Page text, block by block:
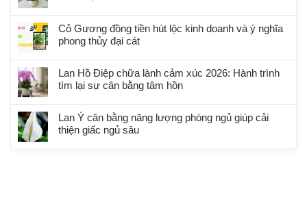
Cỏ Gương đồng tiền hút lộc kinh doanh và ý nghĩa
phong thủy đại cát
Lan Hồ Điệp chữa lành cảm xúc 2026: Hành trình
tìm lại sự cân bằng tâm hồn
Lan Ý cân bằng năng lượng phòng ngủ giúp cải
thiện giấc ngủ sâu